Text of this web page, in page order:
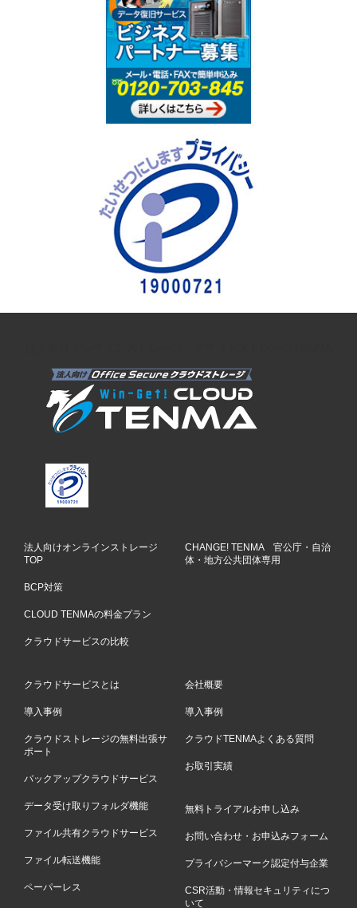
法人向けオンラインストレージ
TOP
BCP対策
CLOUD TENMAの料金プラン
クラウドサービスの比較
CHANGE! TENMA 官公庁・自治
体・地方公共団体専用
クラウドサービスとは
導入事例
クラウドストレージの無料出張サ
ポート
バックアップクラウドサービス
データ受け取りフォルダ機能
ファイル共有クラウドサービス
ファイル転送機能
ペーパーレス
会社概要
導入事例
クラウドTENMAよくある質問
お取引実績
無料トライアルお申し込み
お問い合わせ・お申込みフォーム
プライバシーマーク認定付与企業
CSR活動・情報セキュリティにつ
いて